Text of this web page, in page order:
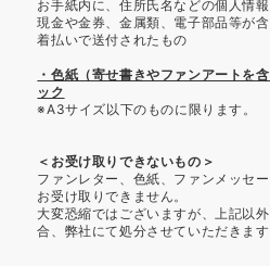
お手紙内に、住所氏名などの個人情報
現金や金券、金属類、電子部品等が
着払いで送付されたもの
・色紙（寄せ書きやファンアートを
ック
※A3サイズ以下のものに限ります。
＜お受け取りできないもの＞
ファンレター、色紙、ファンメッセ
お受け取りできません。
大変恐縮ではございますが、上記以
合、弊社にて処分させていただきま